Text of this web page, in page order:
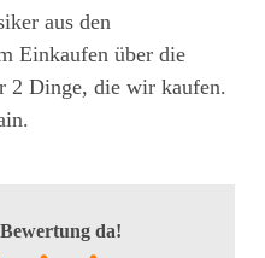
aus den
Einkaufen über die
2 Dinge, die wir kaufen.
da!